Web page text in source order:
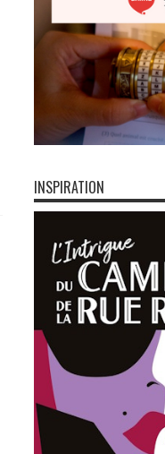
INSPIRATION